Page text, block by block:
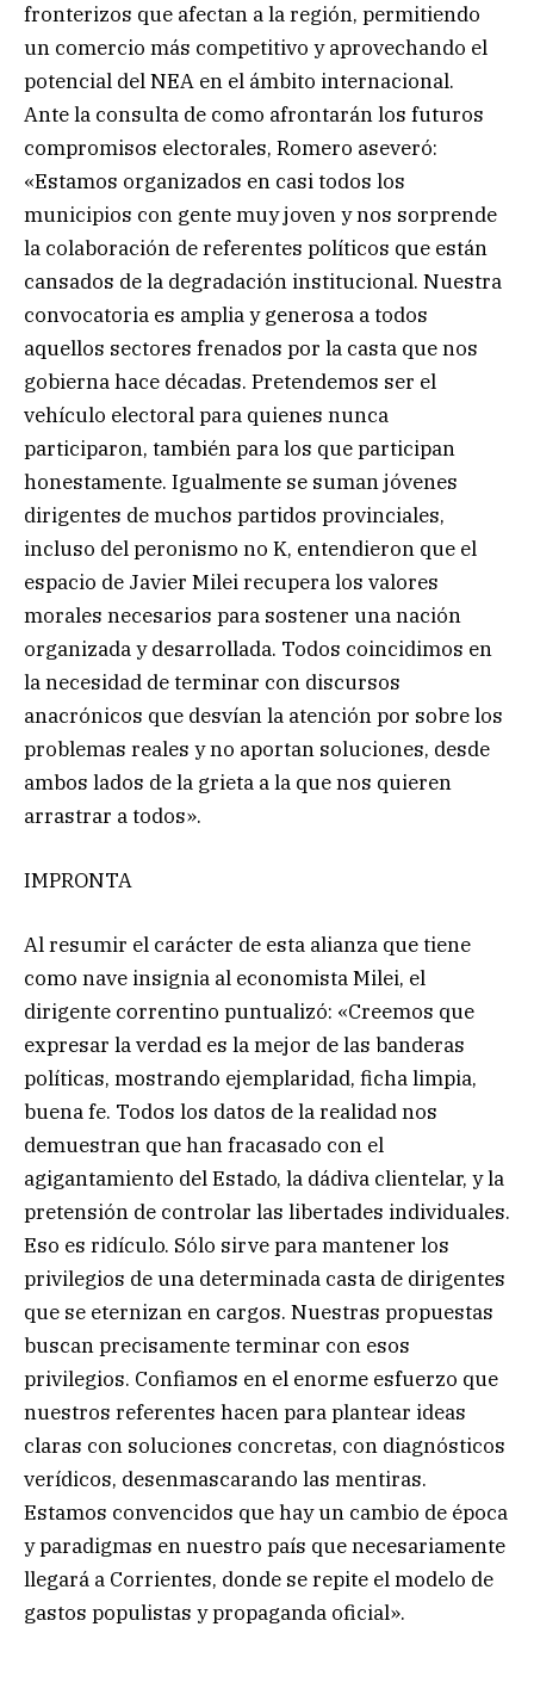
fronterizos que afectan a la región, permitiendo
un comercio más competitivo y aprovechando el
potencial del NEA en el ámbito internacional.
Ante la consulta de como afrontarán los futuros
compromisos electorales, Romero aseveró:
«Estamos organizados en casi todos los
municipios con gente muy joven y nos sorprende
la colaboración de referentes políticos que están
cansados de la degradación institucional. Nuestra
convocatoria es amplia y generosa a todos
aquellos sectores frenados por la casta que nos
gobierna hace décadas. Pretendemos ser el
vehículo electoral para quienes nunca
participaron, también para los que participan
honestamente. Igualmente se suman jóvenes
dirigentes de muchos partidos provinciales,
incluso del peronismo no K, entendieron que el
espacio de Javier Milei recupera los valores
morales necesarios para sostener una nación
organizada y desarrollada. Todos coincidimos en
la necesidad de terminar con discursos
anacrónicos que desvían la atención por sobre los
problemas reales y no aportan soluciones, desde
ambos lados de la grieta a la que nos quieren
arrastrar a todos».
IMPRONTA
Al resumir el carácter de esta alianza que tiene
como nave insignia al economista Milei, el
dirigente correntino puntualizó: «Creemos que
expresar la verdad es la mejor de las banderas
políticas, mostrando ejemplaridad, ficha limpia,
buena fe. Todos los datos de la realidad nos
demuestran que han fracasado con el
agigantamiento del Estado, la dádiva clientelar, y la
pretensión de controlar las libertades individuales.
Eso es ridículo. Sólo sirve para mantener los
privilegios de una determinada casta de dirigentes
que se eternizan en cargos. Nuestras propuestas
buscan precisamente terminar con esos
privilegios. Confiamos en el enorme esfuerzo que
nuestros referentes hacen para plantear ideas
claras con soluciones concretas, con diagnósticos
verídicos, desenmascarando las mentiras.
Estamos convencidos que hay un cambio de época
y paradigmas en nuestro país que necesariamente
llegará a Corrientes, donde se repite el modelo de
gastos populistas y propaganda oficial».